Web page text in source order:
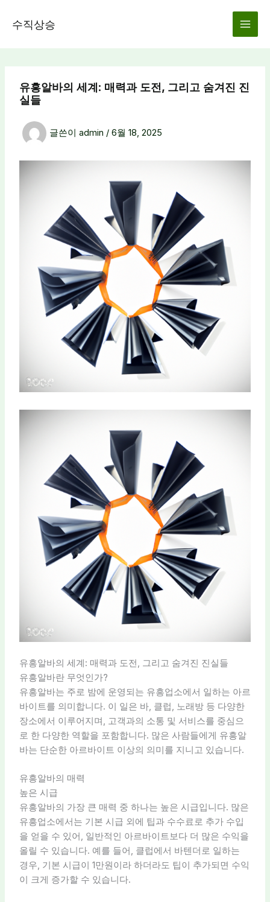
수직상승
유흥알바의 세계: 매력과 도전, 그리고 숨겨진 진
실들
글쓴이 admin / 6월 18, 2025
유흥알바의 세계: 매력과 도전, 그리고 숨겨진 진실들
유흥알바란 무엇인가?
유흥알바는 주로 밤에 운영되는 유흥업소에서 일하는 아르
바이트를 의미합니다. 이 일은 바, 클럽, 노래방 등 다양한
장소에서 이루어지며, 고객과의 소통 및 서비스를 중심으
로 한 다양한 역할을 포함합니다. 많은 사람들에게 유흥알
바는 단순한 아르바이트 이상의 의미를 지니고 있습니다.
유흥알바의 매력
높은 시급
유흥알바의 가장 큰 매력 중 하나는 높은 시급입니다. 많은
유흥업소에서는 기본 시급 외에 팁과 수수료로 추가 수입
을 얻을 수 있어, 일반적인 아르바이트보다 더 많은 수익을
올릴 수 있습니다. 예를 들어, 클럽에서 바텐더로 일하는
경우, 기본 시급이 1만원이라 하더라도 팁이 추가되면 수익
이 크게 증가할 수 있습니다.